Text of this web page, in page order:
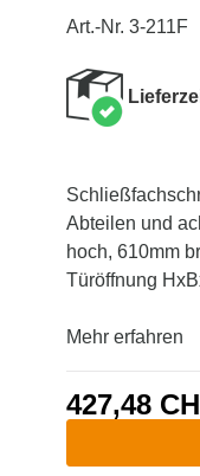
Art.-Nr. 3-211F
Abteilen und
hoch, 610mm
Türöffnung
Mehr erfahren
427,48